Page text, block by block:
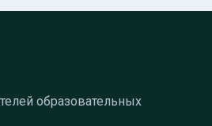
образовательных